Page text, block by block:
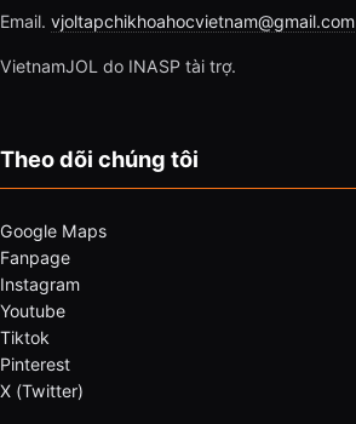
Email. vjoltapchikhoahocvietnam@gmail.com
VietnamJOL do INASP tài trợ.
Theo dõi chúng tôi
Google Maps
Fanpage
Instagram
Youtube
Tiktok
Pinterest
X (Twitter)